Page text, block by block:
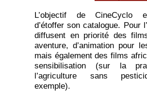
L’objectif de CineCyclo
d’étoffer son catalogue. Pour
diffusent en priorité des
aventure, d’animation pour
mais également des films
sensibilisation (sur la
l’agriculture sans
exemple).